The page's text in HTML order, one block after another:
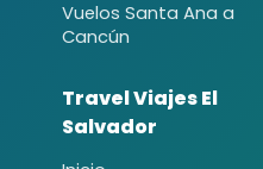
Vuelos Santa Ana a
Cancún
Travel Viajes El
Salvador